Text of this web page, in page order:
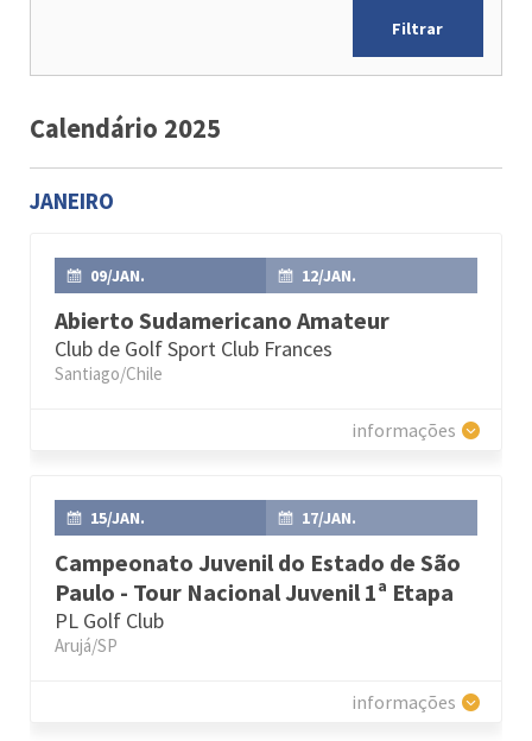
Calendário 2025
JANEIRO
09/JAN. 12/JAN.
Abierto Sudamericano Amateur
Club de Golf Sport Club Frances
Santiago/Chile
informações
15/JAN. 17/JAN.
Campeonato Juvenil do Estado de São
Paulo - Tour Nacional Juvenil 1ª Etapa
PL Golf Club
Arujá/SP
informações